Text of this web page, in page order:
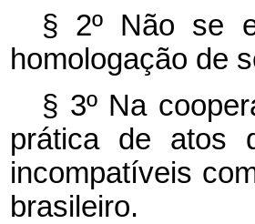
§ 2º Não se
homologação de
§ 3º Na
prática de atos
incompatíveis
brasileiro.